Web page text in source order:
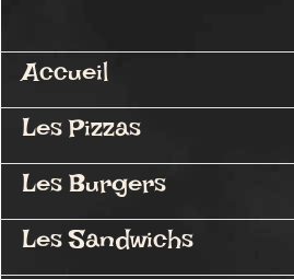
Accueil
Les Pizzas
Les Burgers
Les Sandwichs